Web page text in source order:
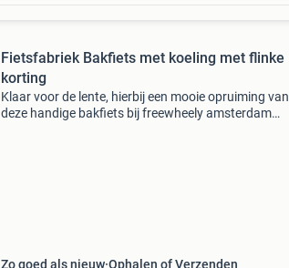
Fietsfabriek Bakfiets met koeling met flinke
korting
Klaar voor de lente, hierbij een mooie opruiming van
deze handige bakfiets bij freewheely amsterdam
Zo goed als nieuw Ophalen of Verzenden